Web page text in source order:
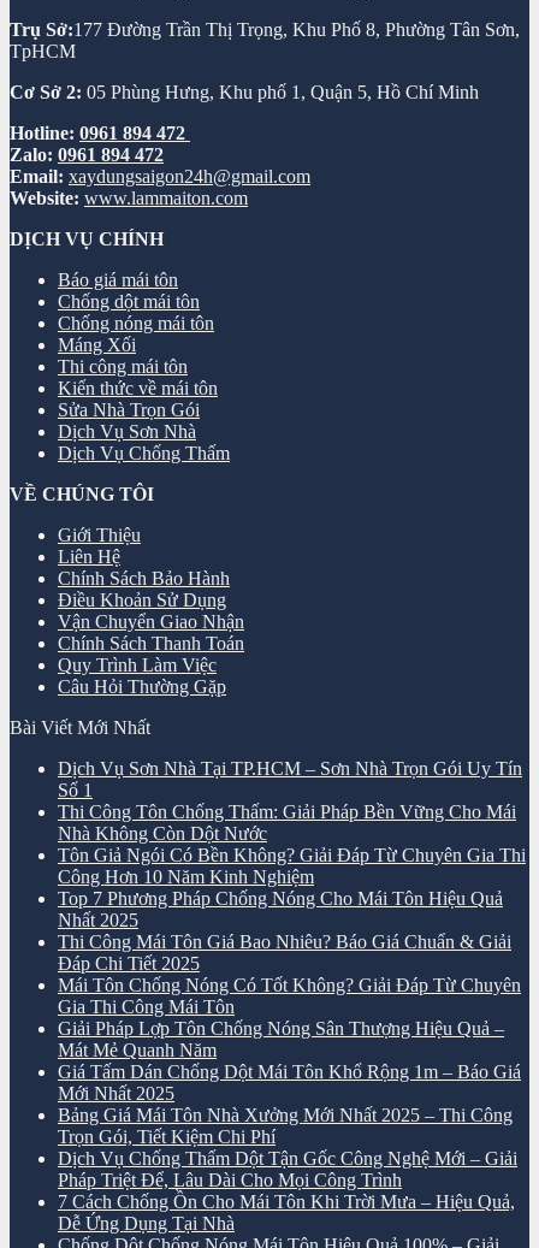
Trụ Sở:177 Đường Trần Thị Trọng, Khu Phố 8, Phường Tân Sơn,
TpHCM
Cơ Sở 2: 05 Phùng Hưng, Khu phố 1, Quận 5, Hồ Chí Minh
Hotline: 0961 894 472
Zalo: 0961 894 472
Email: xaydungsaigon24h@gmail.com
Website: www.lammaiton.com
DỊCH VỤ CHÍNH
Báo giá mái tôn
Chống dột mái tôn
Chống nóng mái tôn
Máng Xối
Thi công mái tôn
Kiến thức về mái tôn
Sửa Nhà Trọn Gói
Dịch Vụ Sơn Nhà
Dịch Vụ Chống Thấm
VỀ CHÚNG TÔI
Giới Thiệu
Liên Hệ
Chính Sách Bảo Hành
Điều Khoản Sử Dụng
Vận Chuyển Giao Nhận
Chính Sách Thanh Toán
Quy Trình Làm Việc
Câu Hỏi Thường Gặp
Bài Viết Mới Nhất
Dịch Vụ Sơn Nhà Tại TP.HCM – Sơn Nhà Trọn Gói Uy Tín
Số 1
Thi Công Tôn Chống Thấm: Giải Pháp Bền Vững Cho Mái
Nhà Không Còn Dột Nước
Tôn Giả Ngói Có Bền Không? Giải Đáp Từ Chuyên Gia Thi
Công Hơn 10 Năm Kinh Nghiệm
Top 7 Phương Pháp Chống Nóng Cho Mái Tôn Hiệu Quả
Nhất 2025
Thi Công Mái Tôn Giá Bao Nhiêu? Báo Giá Chuẩn & Giải
Đáp Chi Tiết 2025
Mái Tôn Chống Nóng Có Tốt Không? Giải Đáp Từ Chuyên
Gia Thi Công Mái Tôn
Giải Pháp Lợp Tôn Chống Nóng Sân Thượng Hiệu Quả –
Mát Mẻ Quanh Năm
Giá Tấm Dán Chống Dột Mái Tôn Khổ Rộng 1m – Báo Giá
Mới Nhất 2025
Bảng Giá Mái Tôn Nhà Xưởng Mới Nhất 2025 – Thi Công
Trọn Gói, Tiết Kiệm Chi Phí
Dịch Vụ Chống Thấm Dột Tận Gốc Công Nghệ Mới – Giải
Pháp Triệt Để, Lâu Dài Cho Mọi Công Trình
7 Cách Chống Ồn Cho Mái Tôn Khi Trời Mưa – Hiệu Quả,
Dễ Ứng Dụng Tại Nhà